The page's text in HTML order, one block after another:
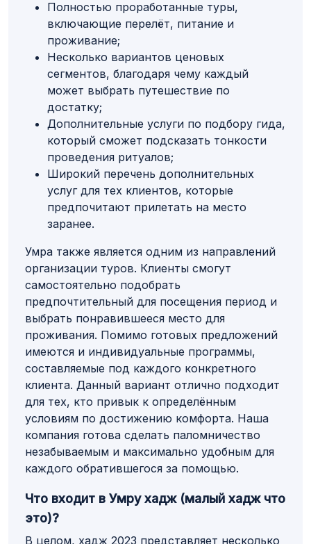
Полностью проработанные туры,
включающие перелёт, питание и
проживание;
Несколько вариантов ценовых
сегментов, благодаря чему каждый
может выбрать путешествие по
достатку;
Дополнительные услуги по подбору гида,
который сможет подсказать тонкости
проведения ритуалов;
Широкий перечень дополнительных
услуг для тех клиентов, которые
предпочитают прилетать на место
заранее.
Умра также является одним из направлений
организации туров. Клиенты смогут
самостоятельно подобрать
предпочтительный для посещения период и
выбрать понравившееся место для
проживания. Помимо готовых предложений
имеются и индивидуальные программы,
составляемые под каждого конкретного
клиента. Данный вариант отлично подходит
для тех, кто привык к определённым
условиям по достижению комфорта. Наша
компания готова сделать паломничество
незабываемым и максимально удобным для
каждого обратившегося за помощью.
Что входит в Умру хадж (малый хадж что
это)?
В целом, хадж 2023 представляет несколько